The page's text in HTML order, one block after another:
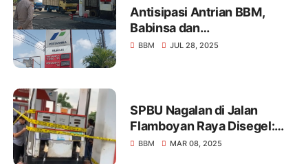
Antisipasi Antrian BBM,
Babinsa dan
Bhabinkamtibmas
BBM JUL 28, 2025
SPBU Nagalan di Jalan
Flamboyan Raya Disegel:
Diduga Jual Pertalite
BBM MAR 08, 2025